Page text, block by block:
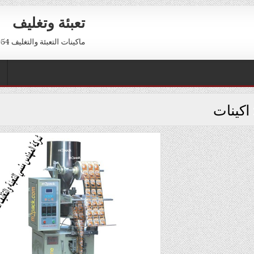
تعبئة وتغليف
ماكينات التعبئة والتغليف 01211116954 – 01211116956 – 01211116958
اكينات